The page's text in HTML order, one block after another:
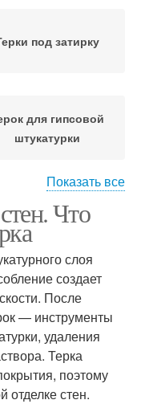
под затирку
для гипсовой
штукатурки
Показать все
Что
слоя
создает
После
— инструменты
удаления
Терка
поэтому
стен.